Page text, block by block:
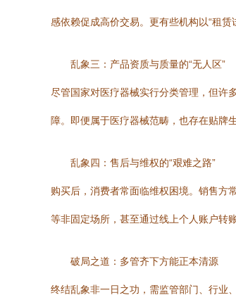
感依赖促成高价交易。更有些机构以“租赁
乱象三：产品资质与质量的“无人区”
尽管国家对医疗器械实行分类管理，但许
障。即便属于医疗器械范畴，也存在贴牌
乱象四：售后与维权的“艰难之路”
购买后，消费者常面临维权困境。销售方
等非固定场所，甚至通过线上个人账户转
破局之道：多管齐下方能正本清源
终结乱象非一日之功，需监管部门、行业